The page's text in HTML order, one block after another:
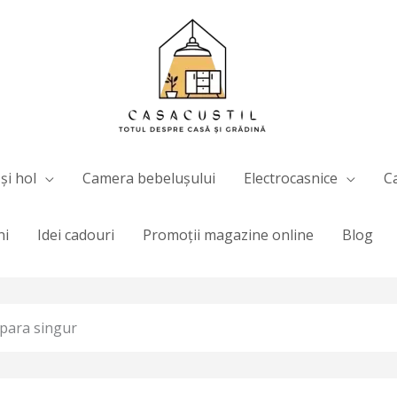
hol Camera bebelușului Electrocasnice
Idei cadouri Promoții magazine online Blog
singur